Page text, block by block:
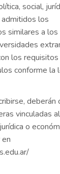
social,
los
similares a los
los
conforme la
vinculadas al
o